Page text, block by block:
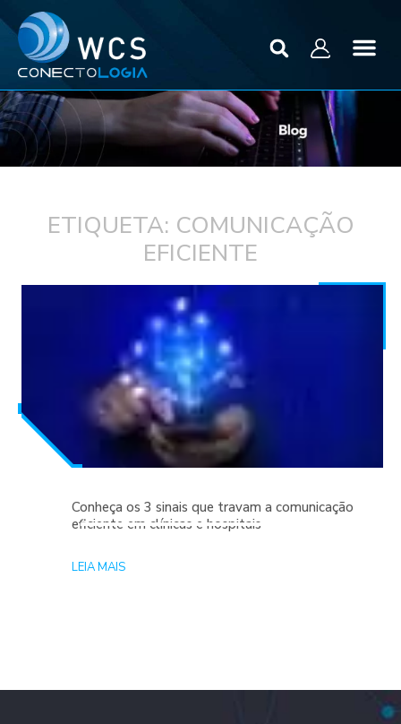
ETIQUETA: COMUNICAÇÃO
EFICIENTE
Conheça os 3 sinais que travam a comunicação
eficiente em clínicas e hospitais
LEIA MAIS